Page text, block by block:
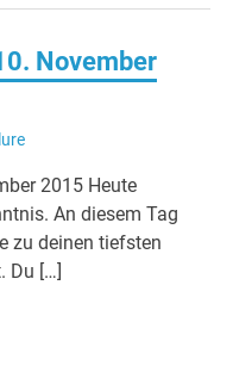
November
2015 Heute
An diesem Tag
zu deinen tiefsten
Du […]